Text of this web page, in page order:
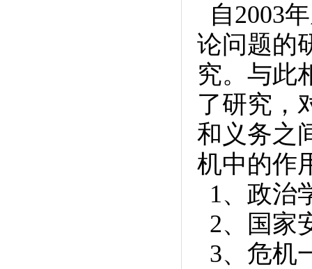
自2003
论问题的
究。与此
了研究，
和义务之
机中的作
1、政治
2、国家
3、危机